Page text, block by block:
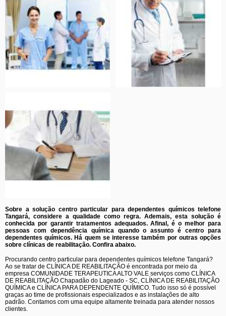
Sobre a solução centro particular para dependentes químicos telefone
Tangará, considere a qualidade como regra. Ademais, esta solução é
conhecida por garantir tratamentos adequados. Afinal, é o melhor para
pessoas com dependência química quando o assunto é centro para
dependentes químicos. Há quem se interesse também por outras opções
sobre clínicas de reabilitação. Confira abaixo.
Procurando centro particular para dependentes químicos telefone Tangará?
Ao se tratar de CLÍNICA DE REABILITAÇÃO é encontrada por meio da
empresa COMUNIDADE TERAPEUTICA ALTO VALE serviços como CLÍNICA
DE REABILITAÇÃO Chapadão do Lageado - SC, CLÍNICA DE REABILITAÇÃO
QUÍMICA e CLÍNICA PARA DEPENDENTE QUÍMICO. Tudo isso só é possível
graças ao time de profissionais especializados e as instalações de alto
padrão. Contamos com uma equipe altamente treinada para atender nossos
clientes.